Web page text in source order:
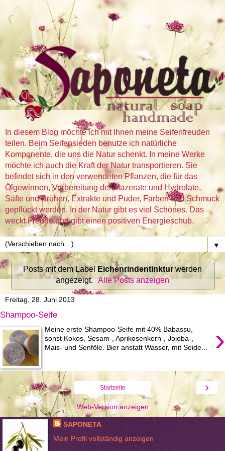
In diesem Blog möchte ich mit Ihnen meine Seifenfreuden
teilen. Beim Seifensieden benutze ich natürliche
Komponente, die uns die Natur schenkt. In meine Werke
möchte ich auch die Kraft der Natur transportieren. Sie
befindet sich in den verwendeten Pflanzen, die für das
Ölgewinnen, Vorbereitung der Mazerate und Hydrolate,
Säfte und Brühen, Extrakte und Puder, Farben und Schmuck
gepflückt werden. In der Natur gibt es viel Schönes. Das
weckt Freude und gibt einen positiven Energieschub.
▼
Posts mit dem Label Eichenrindentinktur werden
angezeigt. Alle Posts anzeigen
Freitag, 28. Juni 2013
Shampoo-Seife
›
Meine erste Shampoo-Seife mit 40% Babassu,
sonst Kokos, Sesam-, Aprikosenkern-, Jojoba-,
Mais- und Senföle. Bier anstatt Wasser, mit Seide...
›
Startseite
Web-Version anzeigen
SAPONETA
Mein Profil vollständig anzeigen